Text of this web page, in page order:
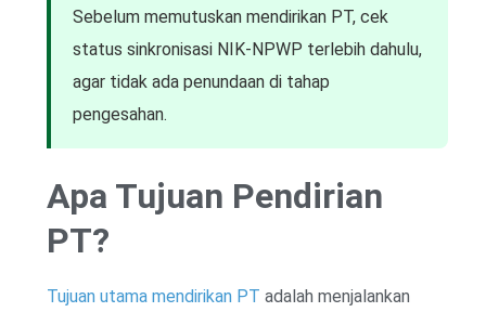
Sebelum memutuskan mendirikan PT, cek
status sinkronisasi NIK-NPWP terlebih dahulu,
agar tidak ada penundaan di tahap
pengesahan.
Apa Tujuan Pendirian
PT?
Tujuan utama mendirikan PT adalah menjalankan